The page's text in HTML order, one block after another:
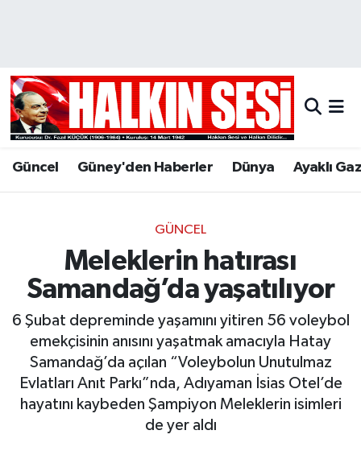
Güncel Güney'den Haberler Dünya Ayaklı
GÜNCEL
Meleklerin hatırası
Samandağ’da yaşatılıyor
6 Şubat depreminde yaşamını yitiren 56 voleybol
emekçisinin anısını yaşatmak amacıyla Hatay
Samandağ’da açılan “Voleybolun Unutulmaz
Evlatları Anıt Parkı”nda, Adıyaman İsias Otel’de
hayatını kaybeden Şampiyon Meleklerin isimleri
de yer aldı
Hava Durumu
Trafik Durumu
Son Dakika Haberleri